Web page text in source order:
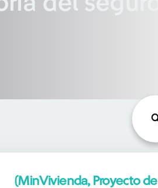
(MinVivienda, Proyecto de